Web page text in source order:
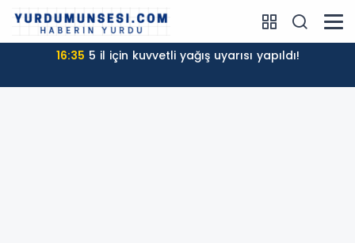
kuvvetli yağış uyarısı yapıldı! 16:12